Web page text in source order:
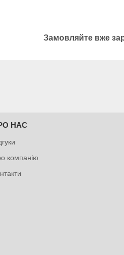
Замовляйте вже
НАС
компанію